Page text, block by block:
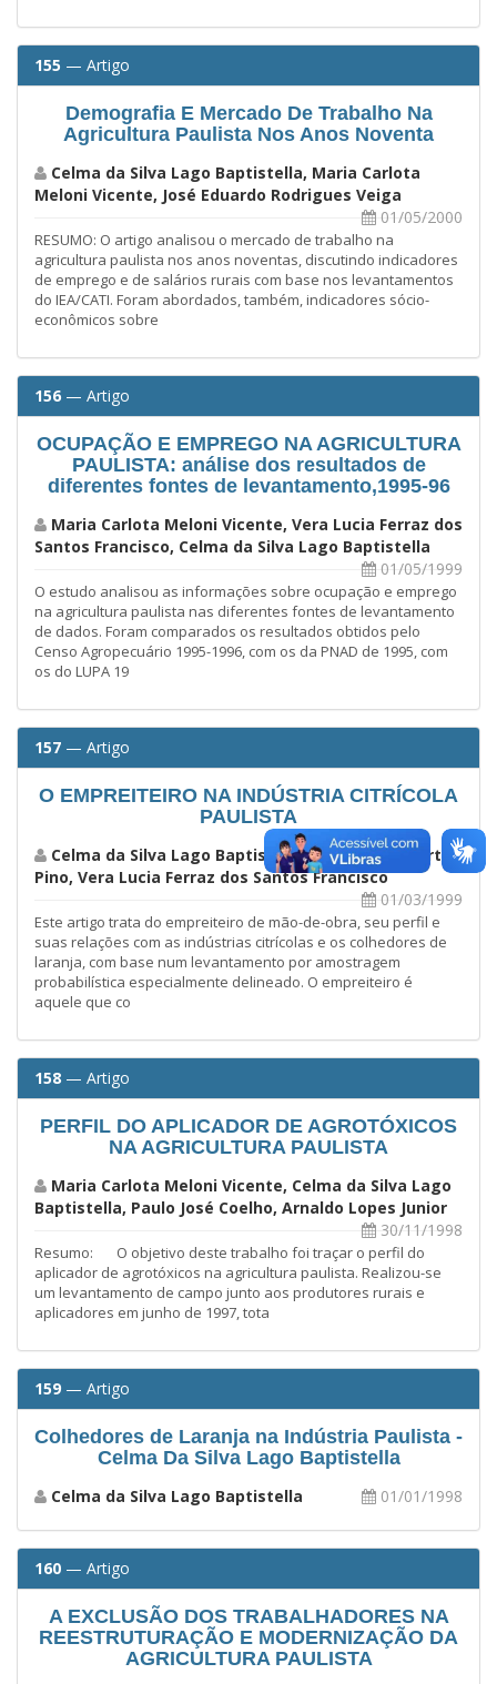
155 — Artigo
Demografia E Mercado De Trabalho Na
Agricultura Paulista Nos Anos Noventa
Celma da Silva Lago Baptistella, Maria Carlota
Meloni Vicente, José Eduardo Rodrigues Veiga
01/05/2000
RESUMO: O artigo analisou o mercado de trabalho na
agricultura paulista nos anos noventas, discutindo indicadores
de emprego e de salários rurais com base nos levantamentos
do IEA/CATI. Foram abordados, também, indicadores sócio-
econômicos sobre
156 — Artigo
OCUPAÇÃO E EMPREGO NA AGRICULTURA
PAULISTA: análise dos resultados de
diferentes fontes de levantamento,1995-96
Maria Carlota Meloni Vicente, Vera Lucia Ferraz dos
Santos Francisco, Celma da Silva Lago Baptistella
01/05/1999
O estudo analisou as informações sobre ocupação e emprego
na agricultura paulista nas diferentes fontes de levantamento
de dados. Foram comparados os resultados obtidos pelo
Censo Agropecuário 1995-1996, com os da PNAD de 1995, com
os do LUPA 19
157 — Artigo
O EMPREITEIRO NA INDÚSTRIA CITRÍCOLA
PAULISTA
Celma da Silva Lago Baptistella, Francisco Alberto
Pino, Vera Lucia Ferraz dos Santos Francisco
01/03/1999
Este artigo trata do empreiteiro de mão-de-obra, seu perfil e
suas relações com as indústrias citrícolas e os colhedores de
laranja, com base num levantamento por amostragem
probabilística especialmente delineado. O empreiteiro é
aquele que co
158 — Artigo
PERFIL DO APLICADOR DE AGROTÓXICOS
NA AGRICULTURA PAULISTA
Maria Carlota Meloni Vicente, Celma da Silva Lago
Baptistella, Paulo José Coelho, Arnaldo Lopes Junior
30/11/1998
Resumo: O objetivo deste trabalho foi traçar o perfil do
aplicador de agrotóxicos na agricultura paulista. Realizou-se
um levantamento de campo junto aos produtores rurais e
aplicadores em junho de 1997, tota
159 — Artigo
Colhedores de Laranja na Indústria Paulista -
Celma Da Silva Lago Baptistella
Celma da Silva Lago Baptistella 01/01/1998
160 — Artigo
A EXCLUSÃO DOS TRABALHADORES NA
REESTRUTURAÇÃO E MODERNIZAÇÃO DA
AGRICULTURA PAULISTA